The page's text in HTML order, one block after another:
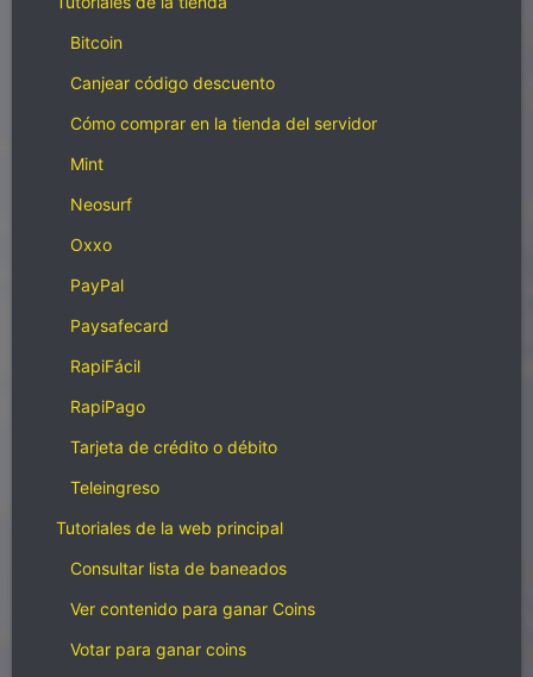
Bitcoin
Canjear código descuento
Cómo comprar en la tienda del servidor
Mint
Neosurf
Oxxo
PayPal
Paysafecard
RapiFácil
RapiPago
Tarjeta de crédito o débito
Teleingreso
Tutoriales de la web principal
Consultar lista de baneados
Ver contenido para ganar Coins
Votar para ganar coins